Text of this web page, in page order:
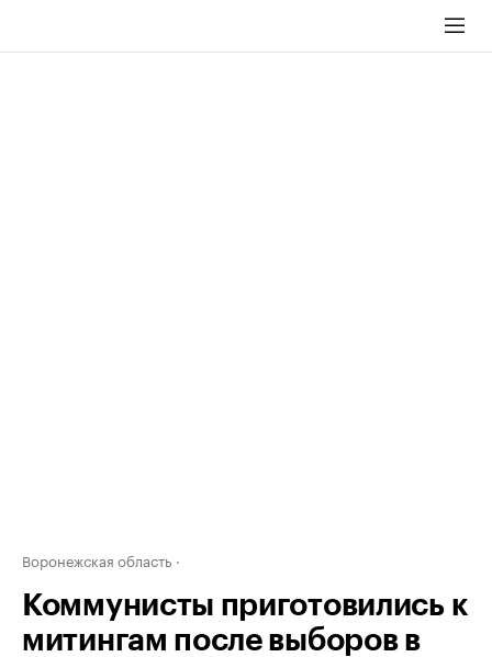
Воронежская область
Коммунисты приготовились к
митингам после выборов в